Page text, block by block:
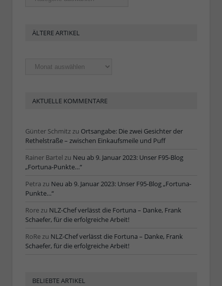
ÄLTERE ARTIKEL
Ältere
Artikel
AKTUELLE KOMMENTARE
Günter Schmitzzu Ortsangabe: Die zwei Gesichter der
Rethelstraße – zwischen Einkaufsmeile und Puff
Rainer Bartel zu Neu ab 9. Januar 2023: Unser F95-Blog
„Fortuna-Punkte…“
Petra zu Neu ab 9. Januar 2023: Unser F95-Blog „Fortuna-
Punkte…“
Rorezu NLZ-Chef verlässt die Fortuna – Danke, Frank
Schaefer, für die erfolgreiche Arbeit!
RoRezu NLZ-Chef verlässt die Fortuna – Danke, Frank
Schaefer, für die erfolgreiche Arbeit!
BELIEBTE ARTIKEL